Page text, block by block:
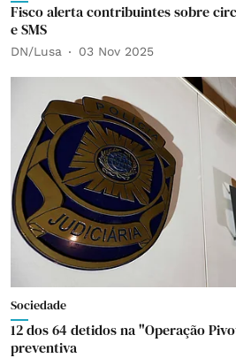
Fisco alerta contribuintes sobre
e SMS
DN/Lusa 03 Nov 2025
Sociedade
12 dos 64 detidos na "Operação
preventiva